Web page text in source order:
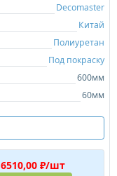
Decomaster
Китай
Полиуретан
Под покраску
600мм
60мм
6510,00 ₽/шт